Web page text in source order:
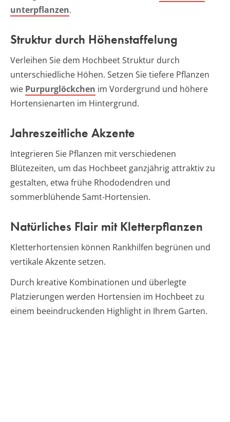
unterpflanzen.
Struktur durch Höhenstaffelung
Verleihen Sie dem Hochbeet Struktur durch
unterschiedliche Höhen. Setzen Sie tiefere Pflanzen
wie Purpurglöckchen im Vordergrund und höhere
Hortensienarten im Hintergrund.
Jahreszeitliche Akzente
Integrieren Sie Pflanzen mit verschiedenen
Blütezeiten, um das Hochbeet ganzjährig attraktiv zu
gestalten, etwa frühe Rhododendren und
sommerblühende Samt-Hortensien.
Natürliches Flair mit Kletterpflanzen
Kletterhortensien können Rankhilfen begrünen und
vertikale Akzente setzen.
Durch kreative Kombinationen und überlegte
Platzierungen werden Hortensien im Hochbeet zu
einem beeindruckenden Highlight in Ihrem Garten.